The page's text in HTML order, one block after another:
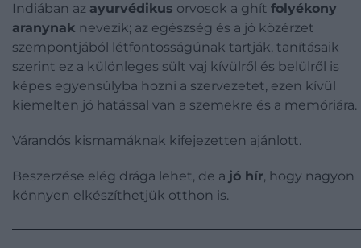
Indiában az ayurvédikus orvosok a ghít folyékony
aranynak nevezik; az egészség és a jó közérzet
szempontjából létfontosságúnak tartják, tanításaik
szerint ez a különleges sült vaj kívülről és belülről is
képes egyensúlyba hozni a szervezetet, ezen kívül
kiemelten jó hatással van a szemekre és a memóriára.
Várandós kismamáknak kifejezetten ajánlott.
Beszerzése elég drága lehet, de a jó hír, hogy nagyon
könnyen elkészíthetjük otthon is.